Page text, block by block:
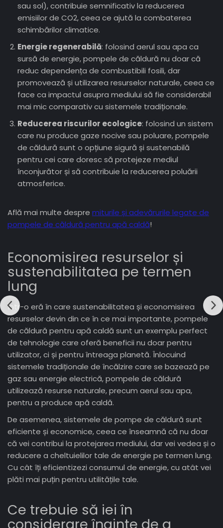
sau sol), contribuie semnificativ la reducerea
emisiilor de CO2, ceea ce ajută la combaterea
schimbărilor climatice.
Energie regenerabilă: folosind aerul sau apa ca
sursă de energie, pompele de căldură nu doar că
reduc dependența de combustibili fosili, dar
promovează și utilizarea resurselor naturale, ceea ce
face ca impactul asupra mediului să fie considerabil
mai mic comparativ cu sistemele tradiționale.
Reducerea riscurilor ecologice: folosind un sistem
care nu produce gaze nocive sau poluare, pompele
de căldură sunt o opțiune sigură și sustenabilă
pentru cei care doresc să protejeze mediul
înconjurător și să contribuie la reducerea poluării
atmosferice.
Află mai multe despre miturile și adevărurile legate de
pompele de căldură pentru apă caldă!
Economisirea resurselor și
sustenabilitatea pe termen
lung
Într-o eră în care sustenabilitatea și economisirea
resurselor devin din ce în ce mai importante, pompele
de căldură pentru apă caldă sunt un exemplu perfect
de tehnologie care oferă beneficii nu doar pentru
utilizator, ci și pentru întreaga planetă. Înlocuind
sistemele tradiționale de încălzire care se bazează pe
gaz sau energie electrică, pompele de căldură
utilizează resurse naturale, precum aerul sau apa,
pentru a produce apă caldă.
De asemenea, sistemele de pompe de căldură sunt
eficiente și economice, ceea ce înseamnă că nu doar
că vei contribui la protejarea mediului, dar vei vedea și o
reducere a cheltuielilor tale de energie pe termen lung.
Cu cât îți eficientizezi consumul de energie, cu atât vei
plăti mai puțin pentru utilitățile tale.
Ce trebuie să iei în